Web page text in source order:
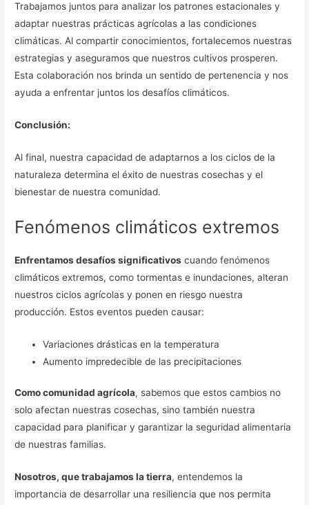
Trabajamos juntos para analizar los patrones estacionales y
adaptar nuestras prácticas agrícolas a las condiciones
climáticas. Al compartir conocimientos, fortalecemos nuestras
estrategias y aseguramos que nuestros cultivos prosperen.
Esta colaboración nos brinda un sentido de pertenencia y nos
ayuda a enfrentar juntos los desafíos climáticos.
Conclusión:
Al final, nuestra capacidad de adaptarnos a los ciclos de la
naturaleza determina el éxito de nuestras cosechas y el
bienestar de nuestra comunidad.
Fenómenos climáticos extremos
Enfrentamos desafíos significativos cuando fenómenos
climáticos extremos, como tormentas e inundaciones, alteran
nuestros ciclos agrícolas y ponen en riesgo nuestra
producción. Estos eventos pueden causar:
Variaciones drásticas en la temperatura
Aumento impredecible de las precipitaciones
Como comunidad agrícola, sabemos que estos cambios no
solo afectan nuestras cosechas, sino también nuestra
capacidad para planificar y garantizar la seguridad alimentaria
de nuestras familias.
Nosotros, que trabajamos la tierra, entendemos la
importancia de desarrollar una resiliencia que nos permita